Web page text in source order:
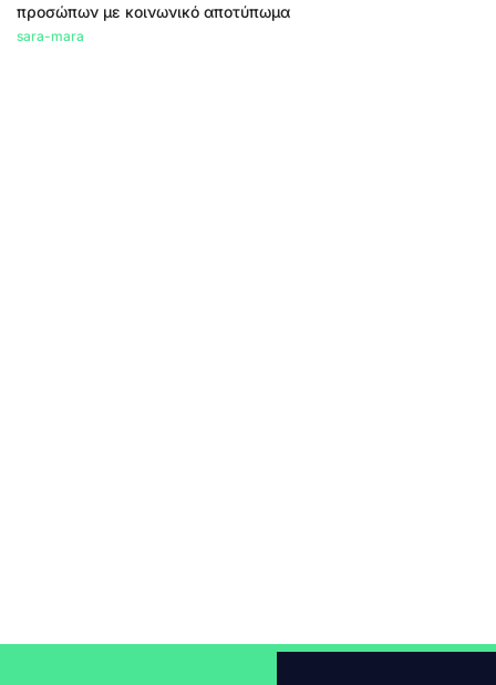
προσώπων με κοινωνικό αποτύπωμα
sara-mara